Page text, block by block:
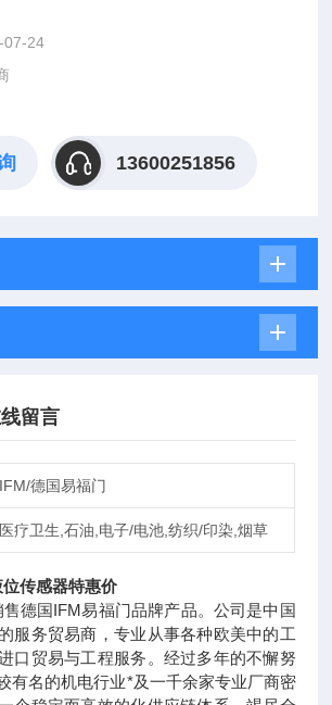
余家专业厂商密切合作，形成了一个稳定而
，竭尽全力为客户提供QUAN方位的*服务。
07-24
13600251856
留言
IFM/德国易福门
医疗卫生,石油,电子/电池,纺织/印染,烟草
传感器特惠价
德国IFM易福门品牌产品。公司是中国
服务贸易商，专业从事各种欧美中的工
口贸易与工程服务。经过多年的不懈努
有名的机电行业*及一千余家专业厂商密